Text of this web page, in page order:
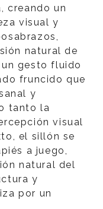
creando un
visual y
natural de
gesto fluido
fruncido que
y
tanto la
visual
el sillón se
a juego,
natural del
y
por un